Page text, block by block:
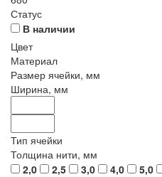
Статус
В наличии
Цвет
Материал
Размер ячейки, мм
Ширина, мм
Тип ячейки
Толщина нити, мм
2,0
2,5 3,0 4,0 5,0